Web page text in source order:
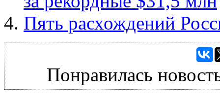
Пять расхождений
Понравилась